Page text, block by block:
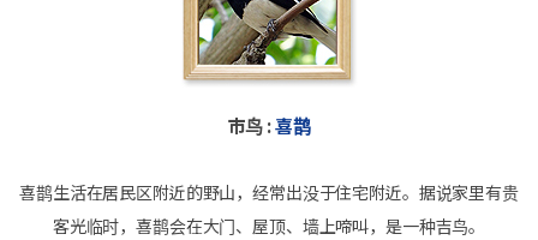
市鸟 :喜鹊
喜鹊生活在居民区附近的野山，经常出没于住宅附近。据说家里有贵
客光临时，喜鹊会在大门、屋顶、墙上啼叫，是一种吉鸟。